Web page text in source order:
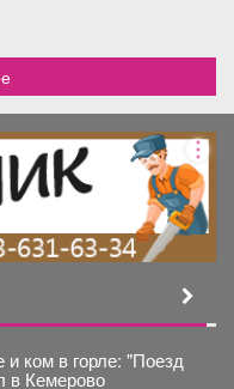
ком в горле: "Поезд
в Кемерово